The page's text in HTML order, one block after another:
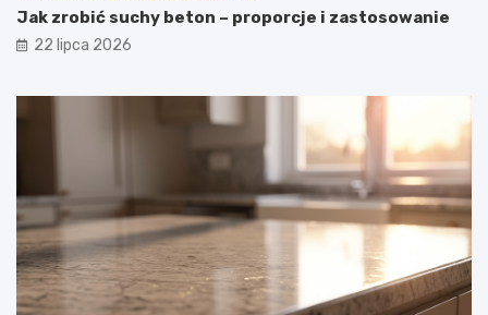
Jak zrobić suchy beton – proporcje i zastosowanie
22 lipca 2026